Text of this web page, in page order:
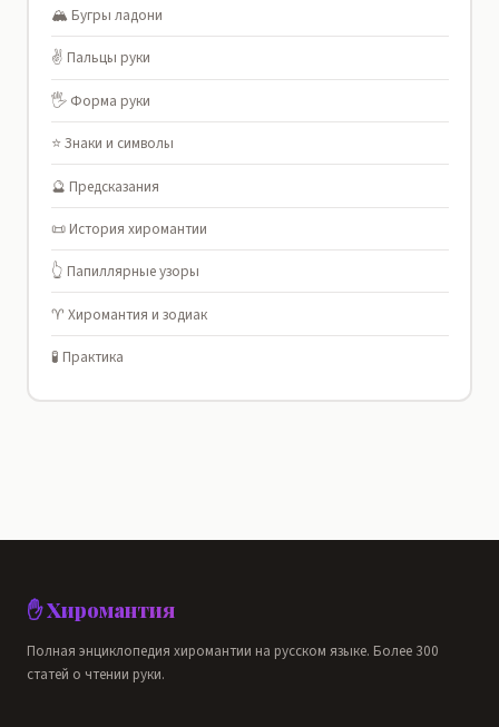
🏔️ Бугры ладони
✌️ Пальцы руки
🖐️ Форма руки
⭐ Знаки и символы
🔮 Предсказания
📜 История хиромантии
👆 Папиллярные узоры
♈ Хиромантия и зодиак
🧪 Практика
✋ Хиромантия
Полная энциклопедия хиромантии на русском языке. Более 300
статей о чтении руки.